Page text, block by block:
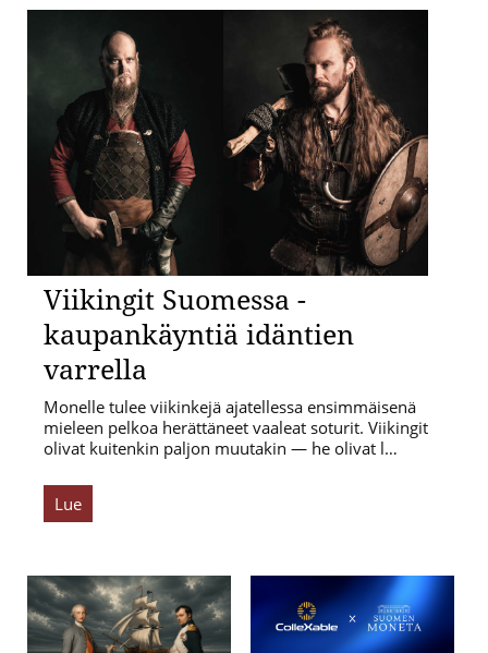
Viikingit Suomessa -
kaupankäyntiä idäntien
varrella
Monelle tulee viikinkejä ajatellessa ensimmäisenä
mieleen pelkoa herättäneet vaaleat soturit. Viikingit
olivat kuitenkin paljon muutakin — he olivat l…
Lue